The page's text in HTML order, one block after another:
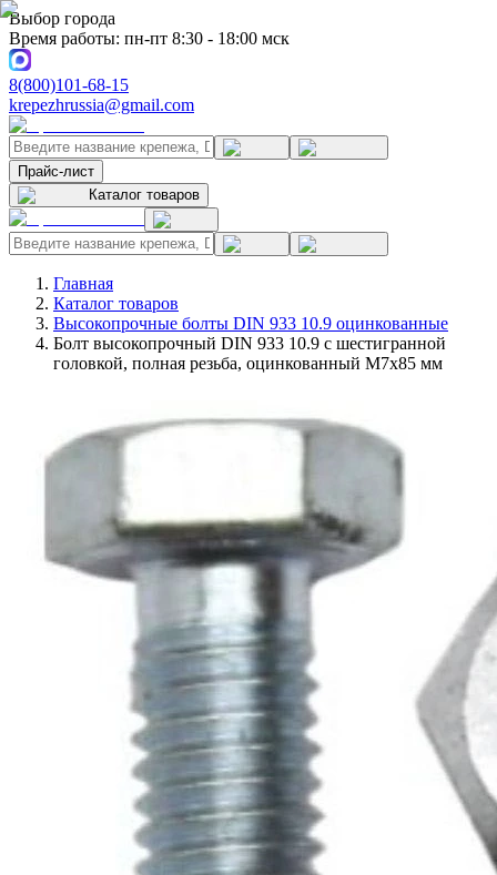
Выбор города
Время работы: пн-пт 8:30 - 18:00 мск
8(800)101-68-15
krepezhrussia@gmail.com
Прайс-лист
Каталог товаров
Главная
Каталог товаров
Высокопрочные болты DIN 933 10.9 оцинкованные
Болт высокопрочный DIN 933 10.9 с шестигранной
головкой, полная резьба, оцинкованный M7x85 мм